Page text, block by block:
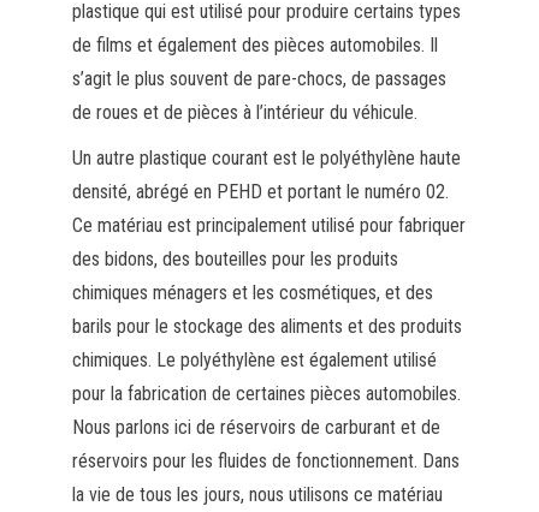
plastique qui est utilisé pour produire certains types
de films et également des pièces automobiles. Il
s’agit le plus souvent de pare-chocs, de passages
de roues et de pièces à l’intérieur du véhicule.
Un autre plastique courant est le polyéthylène haute
densité, abrégé en PEHD et portant le numéro 02.
Ce matériau est principalement utilisé pour fabriquer
des bidons, des bouteilles pour les produits
chimiques ménagers et les cosmétiques, et des
barils pour le stockage des aliments et des produits
chimiques. Le polyéthylène est également utilisé
pour la fabrication de certaines pièces automobiles.
Nous parlons ici de réservoirs de carburant et de
réservoirs pour les fluides de fonctionnement. Dans
la vie de tous les jours, nous utilisons ce matériau